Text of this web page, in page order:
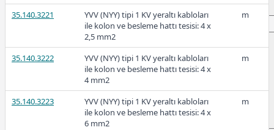
35.140.3221
YVV (NYY) tipi 1 KV yeraltı kabloları
ile kolon ve besleme hattı tesisi: 4 x
2,5 mm2
m
35.140.3222
YVV (NYY) tipi 1 KV yeraltı kabloları
ile kolon ve besleme hattı tesisi: 4 x
4 mm2
m
35.140.3223
YVV (NYY) tipi 1 KV yeraltı kabloları
ile kolon ve besleme hattı tesisi: 4 x
6 mm2
m